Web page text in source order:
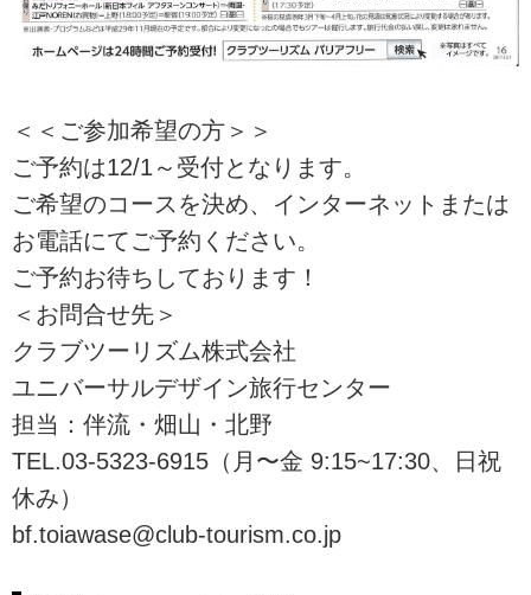
＜＜ご参加希望の方＞＞
ご予約は12/1～受付となります。
ご希望のコースを決め、インターネットまたは
お電話にてご予約ください。
ご予約お待ちしております！
＜お問合せ先＞
クラブツーリズム株式会社
ユニバーサルデザイン旅行センター
担当：伴流・畑山・北野
TEL.03-5323-6915（月〜金 9:15~17:30、日祝
休み）
bf.toiawase@club-tourism.co.jp